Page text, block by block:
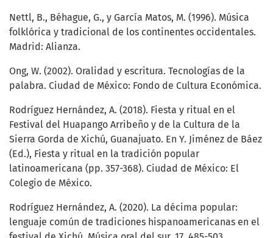
Nettl, B., Béhague, G., y García Matos, M. (1996). Música
folklórica y tradicional de los continentes occidentales.
Madrid: Alianza.
Ong, W. (2002). Oralidad y escritura. Tecnologías de la
palabra. Ciudad de México: Fondo de Cultura Económica.
Rodríguez Hernández, A. (2018). Fiesta y ritual en el
Festival del Huapango Arribeño y de la Cultura de la
Sierra Gorda de Xichú, Guanajuato. En Y. Jiménez de Báez
(Ed.), Fiesta y ritual en la tradición popular
latinoamericana (pp. 357-368). Ciudad de México: El
Colegio de México.
Rodríguez Hernández, A. (2020). La décima popular:
lenguaje común de tradiciones hispanoamericanas en el